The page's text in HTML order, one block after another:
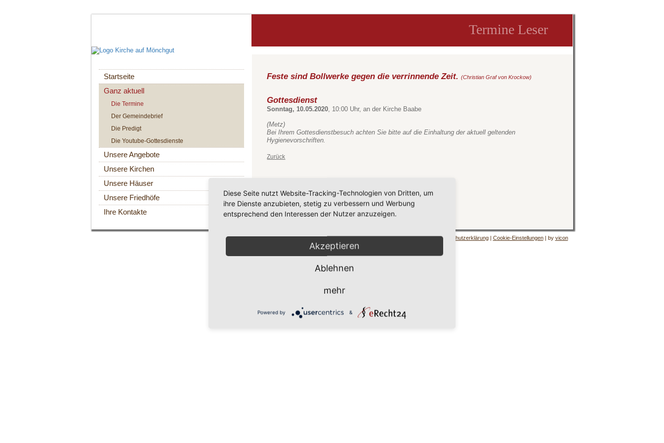
Termine Leser
Feste sind Bollwerke gegen die verrinnende Zeit.(Christian Graf von Krockow)
Gottesdienst
Sonntag, 10.05.2020, 10:00 Uhr, an der Kirche Baabe
(Metz)
Bei Ihrem Gottesdienstbesuch achten Sie bitte auf die Einhaltung der aktuell geltenden
Hygienevorschriften.
Zurück
Navigation
überspringen
Startseite
Ganz aktuell
Die Termine
Der Gemeindebrief
Die Predigt
Die Youtube-Gottesdienste
Unsere Angebote
Unsere Kirchen
Unsere Häuser
Unsere Friedhöfe
Ihre Kontakte
Mönchgut 2026 |Impressum|Datenschutzerklärung| Cookie-Einstellungen| by vicon
Diese Seite nutzt Website-Tracking-Technologien von Dritten, um
ihre Dienste anzubieten, stetig zu verbessern und Werbung
entsprechend den Interessen der Nutzer anzuzeigen.
Akzeptieren
Ablehnen
mehr
Powered by &